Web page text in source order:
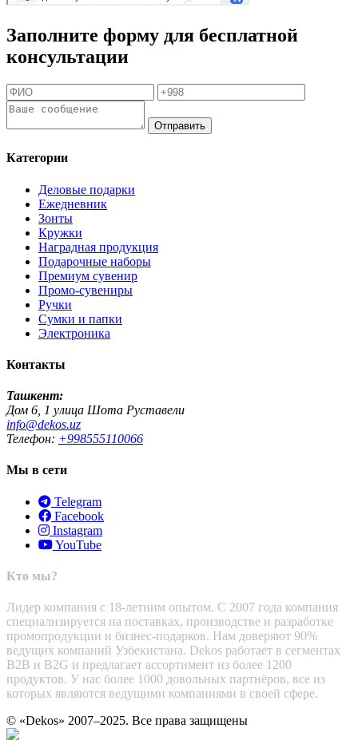
Заполните форму для бесплатной
консультации
Отправить
Категории
Деловые подарки
Ежедневник
Зонты
Кружки
Наградная продукция
Подарочные наборы
Премиум сувенир
Промо-сувениры
Ручки
Сумки и папки
Электроника
Контакты
Ташкент:
Дом 6, 1 улица Шота Руставели
info@dekos.uz
Телефон: +998555110066
Мы в сети
Telegram
Facebook
Instagram
YouTube
Кто мы?
Лидер компания с 18-летним опытом. С 2007 года компания
специализируется на поставках, производстве и разработке
промопродукции и бизнес-подарков. Нам доверяют 90%
ведущих компаний Узбекистана. Dekos работает в сегментах
B2B и B2G и предлагает ассортимент из более 1200
продуктов. У нас более 1000 довольных партнёров, все из
которых являются ведущими компаниями в своей сфере.
© «Dekos» 2007–2025. Все права защищены